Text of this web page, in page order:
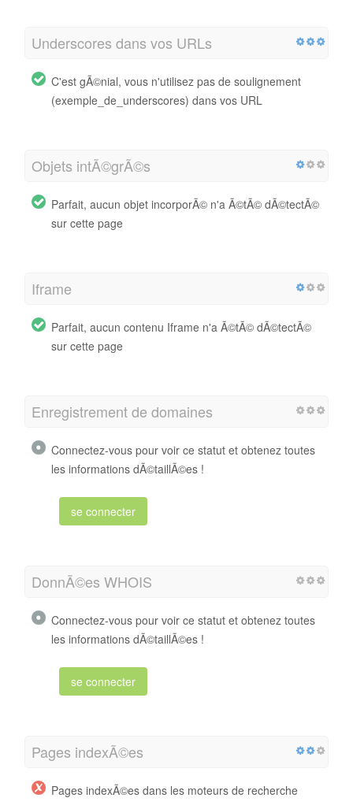
Underscores dans vos URLs
C'est gÃ©nial, vous n'utilisez pas de soulignement
(exemple_de_underscores) dans vos URL
Objets intÃ©grÃ©s
Parfait, aucun objet incorporÃ© n'a Ã©tÃ© dÃ©tectÃ©
sur cette page
Iframe
Parfait, aucun contenu Iframe n'a Ã©tÃ© dÃ©tectÃ©
sur cette page
Enregistrement de domaines
Connectez-vous pour voir ce statut et obtenez toutes
les informations dÃ©taillÃ©es !
se connecter
DonnÃ©es WHOIS
Connectez-vous pour voir ce statut et obtenez toutes
les informations dÃ©taillÃ©es !
se connecter
Pages indexÃ©es
Pages indexÃ©es dans les moteurs de recherche